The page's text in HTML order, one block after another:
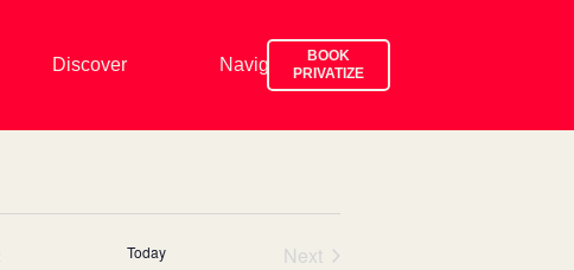
Discover Navigate
BOOK
PRIVATIZE
Today
Next